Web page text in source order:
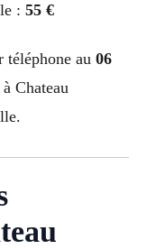
: 55 €
téléphone au 06
Chateau